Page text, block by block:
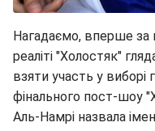
Нагадаємо, вперше за
реаліті "Холостяк"
взяти участь у виборі
фінального пост-шоу
Аль-Намрі назвала